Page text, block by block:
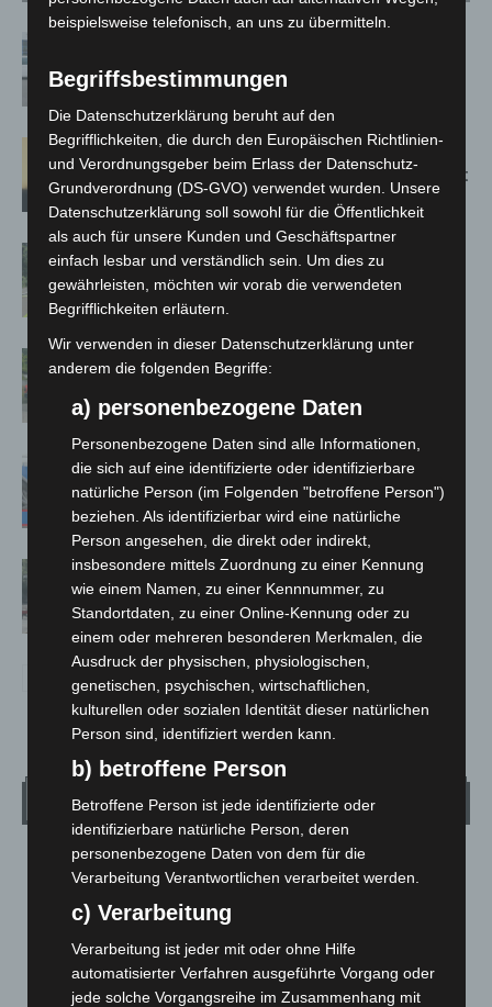
kehren nach Waldbrandeinsatz aus
Spanien zurück
Hannover: Erste Tigermücken-
Population in Niedersachsen entdeckt
Brand im „Haus der Begegnung“ in
Neuwarmbüchen schnell eingedämmt
Region Hannover: 21 neue
Kreuz
Mann läuft mit Hockeyschläger über
A7 – Polizei sucht Zeugen
Gasleitung bei McDonald’s-Umbau in
Langenhagen beschädigt
Wetter
LANGENHAGEN
13.9°
13.3°
beispielsweise telefonisch, an uns zu übermitteln.
Begriffsbestimmungen
Die Datenschutzerklärung beruht auf den
Begrifflichkeiten, die durch den Europäischen Richtlinien-
und Verordnungsgeber beim Erlass der Datenschutz-
Grundverordnung (DS-GVO) verwendet wurden. Unsere
Datenschutzerklärung soll sowohl für die Öffentlichkeit
als auch für unsere Kunden und Geschäftspartner
einfach lesbar und verständlich sein. Um dies zu
gewährleisten, möchten wir vorab die verwendeten
Begrifflichkeiten erläutern.
Wir verwenden in dieser Datenschutzerklärung unter
anderem die folgenden Begriffe:
a) personenbezogene Daten
Personenbezogene Daten sind alle Informationen,
die sich auf eine identifizierte oder identifizierbare
natürliche Person (im Folgenden "betroffene Person")
beziehen. Als identifizierbar wird eine natürliche
Person angesehen, die direkt oder indirekt,
insbesondere mittels Zuordnung zu einer Kennung
wie einem Namen, zu einer Kennnummer, zu
Standortdaten, zu einer Online-Kennung oder zu
einem oder mehreren besonderen Merkmalen, die
Ausdruck der physischen, physiologischen,
genetischen, psychischen, wirtschaftlichen,
kulturellen oder sozialen Identität dieser natürlichen
Person sind, identifiziert werden kann.
b) betroffene Person
Betroffene Person ist jede identifizierte oder
identifizierbare natürliche Person, deren
personenbezogene Daten von dem für die
Verarbeitung Verantwortlichen verarbeitet werden.
c) Verarbeitung
Verarbeitung ist jeder mit oder ohne Hilfe
automatisierter Verfahren ausgeführte Vorgang oder
jede solche Vorgangsreihe im Zusammenhang mit